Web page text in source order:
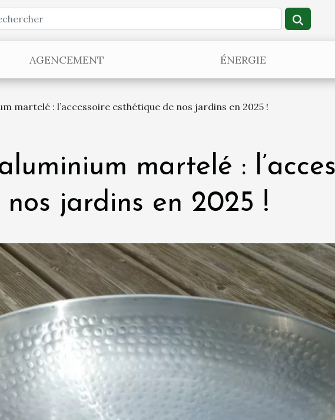
AGENCEMENT ÉNERGIE
martelé : l’accessoire esthétique de nos jardins en 2025 !
martelé :
jardins en 2025 !